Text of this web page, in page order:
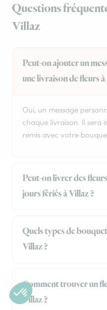
Questions
Villaz
Peut-on ajouter un
une livraison de fleurs
Oui, un message
chaque livraison. Il sera
remis avec votre
Peut-on livrer des
jours fériés à Villaz ?
Quels types de
Villaz ?
Comment trouver un
Villaz ?